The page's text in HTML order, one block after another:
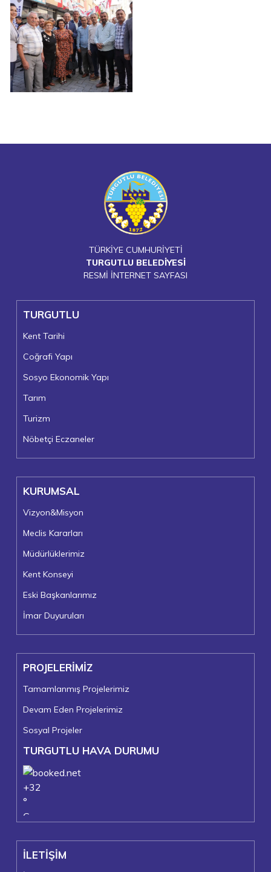
TÜRKİYE CUMHURİYETİ
TURGUTLU BELEDİYESİ
RESMİ İNTERNET SAYFASI
TURGUTLU
Kent Tarihi
Coğrafi Yapı
Sosyo Ekonomik Yapı
Tarım
Turizm
Nöbetçi Eczaneler
KURUMSAL
Vizyon&Misyon
Meclis Kararları
Müdürlüklerimiz
Kent Konseyi
Eski Başkanlarımız
İmar Duyuruları
PROJELERİMİZ
Tamamlanmış Projelerimiz
Devam Eden Projelerimiz
Sosyal Projeler
TURGUTLU HAVA DURUMU
+32
°
C
+23°
Turgutlu
İLETİŞİM